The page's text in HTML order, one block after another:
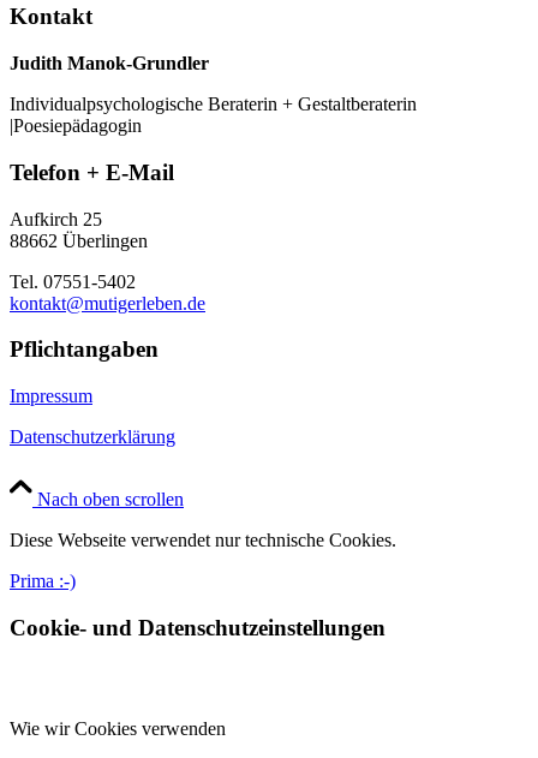
Kontakt
Judith Manok-Grundler
Individualpsychologische Beraterin + Gestaltberaterin
|Poesiepädagogin
Telefon + E-Mail
Aufkirch 25
88662 Überlingen
Tel. 07551-5402
kontakt@mutigerleben.de
Pflichtangaben
Impressum
Datenschutzerklärung
Nach oben scrollen
Diese Webseite verwendet nur technische Cookies.
Prima :-)
Cookie- und Datenschutzeinstellungen
Wie wir Cookies verwenden